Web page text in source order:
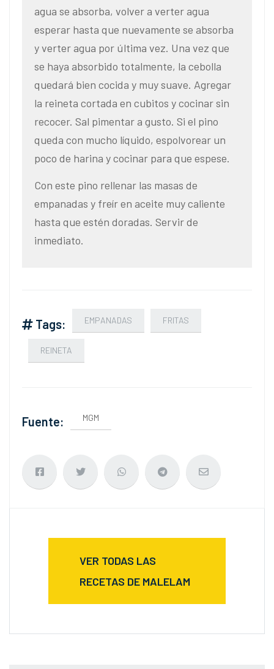
agua se absorba, volver a verter agua
esperar hasta que nuevamente se absorba
y verter agua por última vez. Una vez que
se haya absorbido totalmente, la cebolla
quedará bien cocida y muy suave. Agregar
la reineta cortada en cubitos y cocinar sin
recocer. Sal pimentar a gusto. Si el pino
queda con mucho líquido, espolvorear un
poco de harina y cocinar para que espese.
Con este pino rellenar las masas de
empanadas y freír en aceite muy caliente
hasta que estén doradas. Servir de
inmediato.
Tags: EMPANADAS FRITAS
REINETA
Fuente: MGM
VER TODAS LAS
RECETAS DE MALELAM